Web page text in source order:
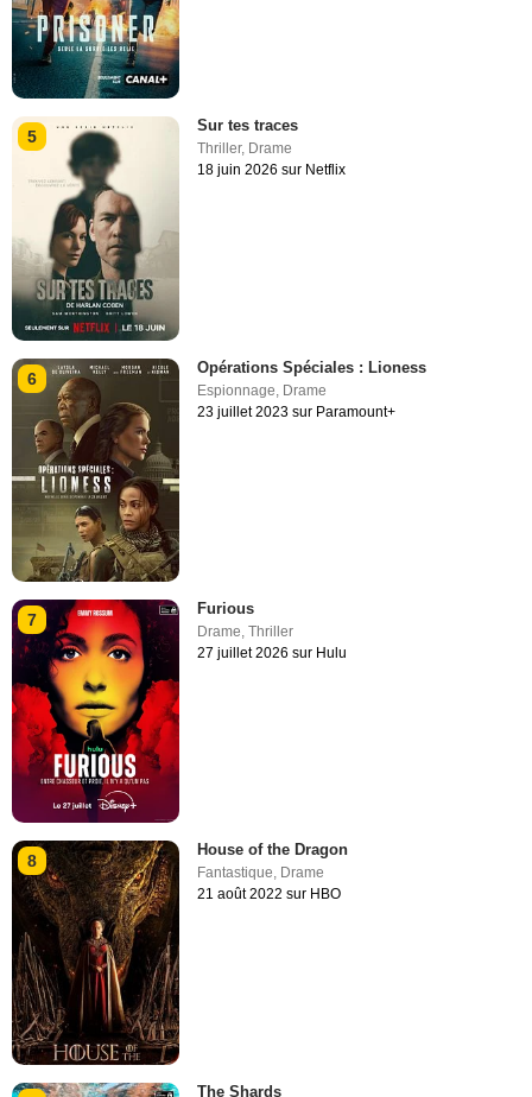
5
Sur tes traces
Thriller, Drame
18 juin 2026 sur Netflix
6
Opérations Spéciales : Lioness
Espionnage Drame
23 juillet 2023 sur Paramount+
7
Furious
Drame,Thriller
27 juillet 2026 sur Hulu
8
House of the Dragon
Fantastique, Drame
21 août 2022 sur HBO
The Shards